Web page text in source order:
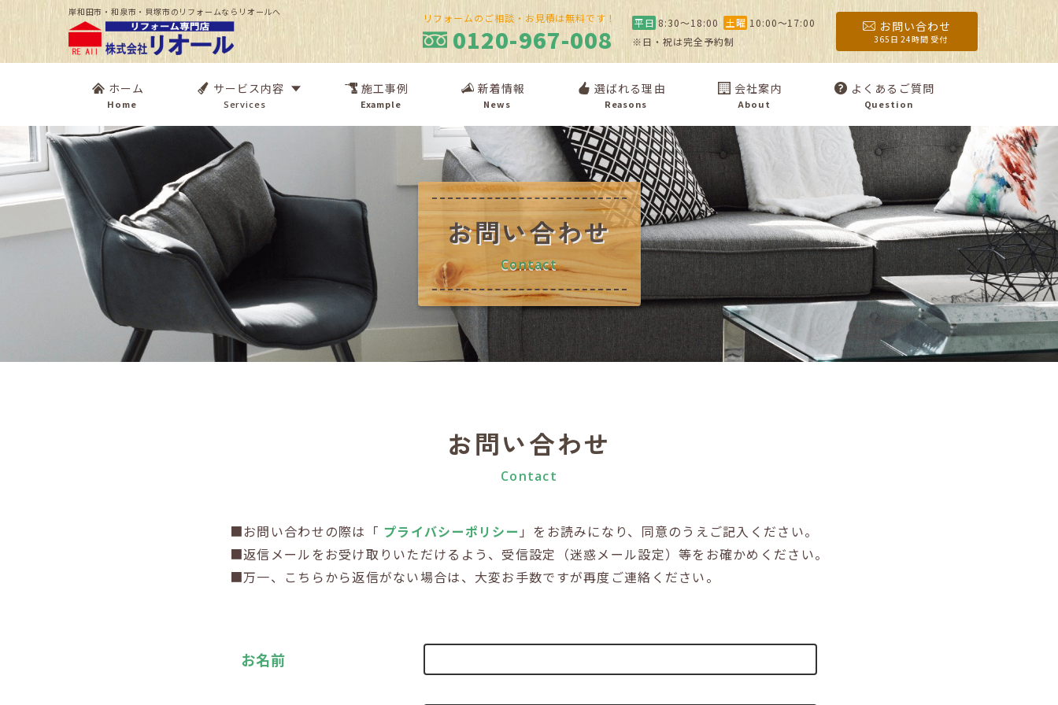
岸和田市・和泉市・貝塚市のリフォームならリオールへ リフォームのご相談・お見積は無料です！
0120-967-008
平日 8:30〜18:00 土曜 10:00〜17:00
※日・祝は完全予約制
お問い合わせ
365日 24時間 受付
ホーム
Home
サービス内容
Services
施工事例
Example
新着情報
News
選ばれる理由
Reasons
会社案内
About
よくあるご質問
Question
お問い合わせ
Contact
お問い合わせ
Contact
■お問い合わせの際は「 プライバシーポリシー 」をお読みになり、同意のうえご記入ください。
■返信メールをお受け取りいただけるよう、受信設定（迷惑メール設定）等をお確かめください。
■万一、こちらから返信がない場合は、大変お手数ですが再度ご連絡ください。
お名前